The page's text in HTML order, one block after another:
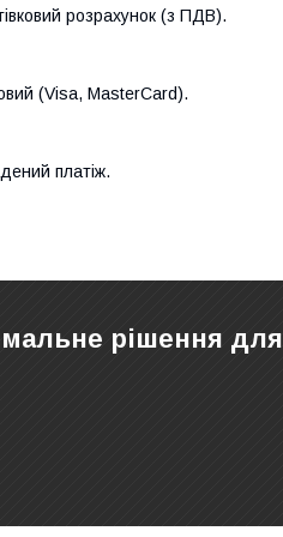
розрахунок (з ПДВ).
(Visa, MasterCard).
платіж.
рішення для